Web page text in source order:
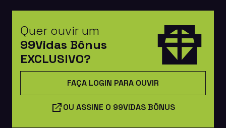
Quer ouvir um
99Vidas Bônus
EXCLUSIVO?
FAÇA LOGIN PARA OUVIR
OU ASSINE O 99VIDAS BÔNUS